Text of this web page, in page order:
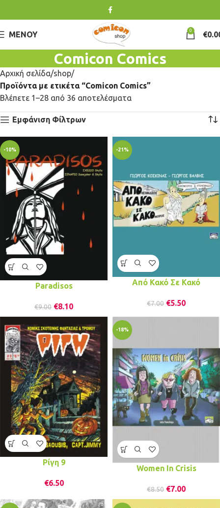
ΜΕΝΟΎ 0 €
Comicon Comics
Αρχική σελίδα shop
Προϊόντα με ετικέτα “Comicon Comics”
Βλέπετε 1–28 από 36 αποτελέσματα
Εμφάνιση Φίλτρων
-10%
Paradisos
€9.00 €8.10
-21%
Από Κακό Σε Κακό
€7.00 €5.50
Ρίγη 9
€6.50
-18%
Women In Crisis
€8.50 €7.00